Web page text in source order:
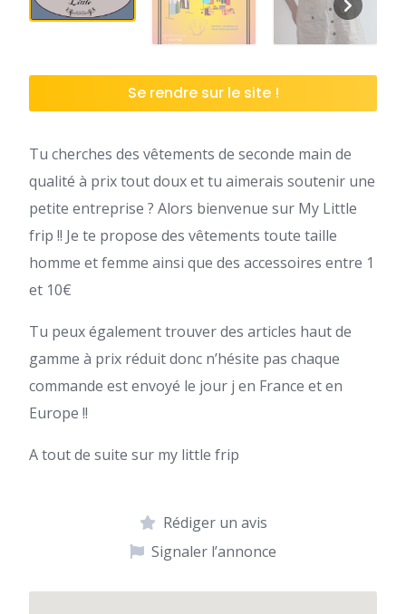
Se rendre sur le site !
Tu cherches des vêtements de seconde main de
qualité à prix tout doux et tu aimerais soutenir une
petite entreprise ? Alors bienvenue sur My Little
frip !! Je te propose des vêtements toute taille
homme et femme ainsi que des accessoires entre 1
et 10€
Tu peux également trouver des articles haut de
gamme à prix réduit donc n’hésite pas chaque
commande est envoyé le jour j en France et en
Europe !!
A tout de suite sur my little frip
Rédiger un avis
Signaler l’annonce